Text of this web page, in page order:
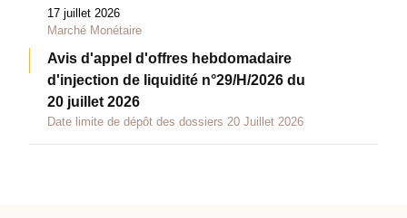
17 juillet 2026
Marché Monétaire
Avis d'appel d'offres hebdomadaire
d'injection de liquidité n°29/H/2026 du
20 juillet 2026
Date limite de dépôt des dossiers 20 Juillet 2026